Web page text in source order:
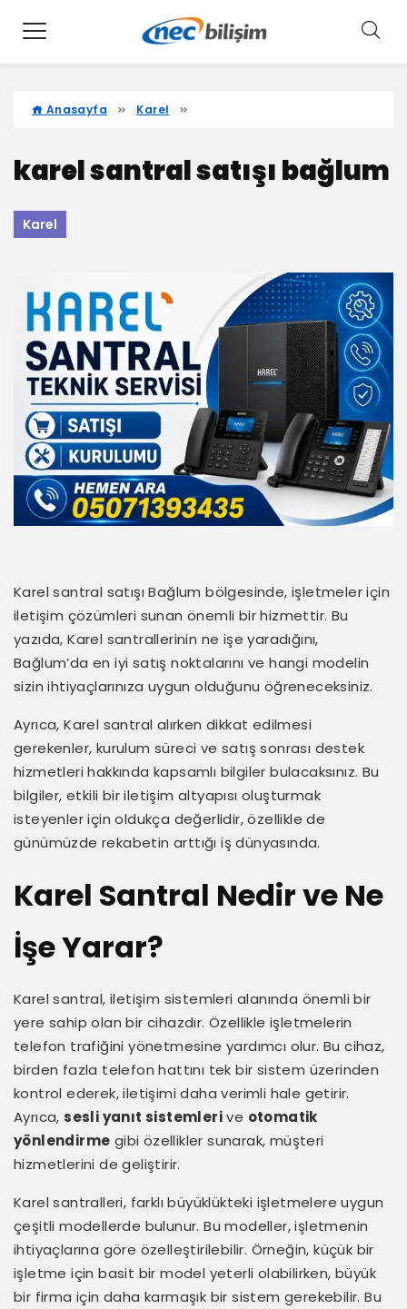
Anasayfa Karel
karel santral satışı bağlum
Karel
Karel santral satışı Bağlum bölgesinde, işletmeler için
iletişim çözümleri sunan önemli bir hizmettir. Bu
yazıda, Karel santrallerinin ne işe yaradığını,
Bağlum’da en iyi satış noktalarını ve hangi modelin
sizin ihtiyaçlarınıza uygun olduğunu öğreneceksiniz.
Ayrıca, Karel santral alırken dikkat edilmesi
gerekenler, kurulum süreci ve satış sonrası destek
hizmetleri hakkında kapsamlı bilgiler bulacaksınız. Bu
bilgiler, etkili bir iletişim altyapısı oluşturmak
isteyenler için oldukça değerlidir, özellikle de
günümüzde rekabetin arttığı iş dünyasında.
Karel Santral Nedir ve Ne
İşe Yarar?
Karel santral, iletişim sistemleri alanında önemli bir
yere sahip olan bir cihazdır. Özellikle işletmelerin
telefon trafiğini yönetmesine yardımcı olur. Bu cihaz,
birden fazla telefon hattını tek bir sistem üzerinden
kontrol ederek, iletişimi daha verimli hale getirir.
Ayrıca, sesli yanıt sistemlerive otomatik
yönlendirme gibi özellikler sunarak, müşteri
hizmetlerini de geliştirir.
Karel santralleri, farklı büyüklükteki işletmelere uygun
çeşitli modellerde bulunur. Bu modeller, işletmenin
ihtiyaçlarına göre özelleştirilebilir. Örneğin, küçük bir
işletme için basit bir model yeterli olabilirken, büyük
bir firma için daha karmaşık bir sistem gerekebilir. Bu